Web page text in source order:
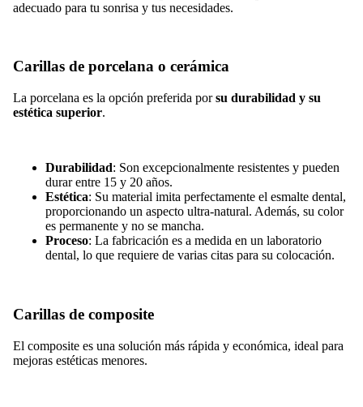
adecuado para tu sonrisa y tus necesidades.
Carillas de porcelana o cerámica
La porcelana es la opción preferida porsu durabilidad y su
estética superior.
Durabilidad: Son excepcionalmente resistentes y pueden
durar entre 15 y 20 años.
Estética: Su material imita perfectamente el esmalte dental,
proporcionando un aspecto ultra-natural. Además, su color
es permanente y no se mancha.
Proceso: La fabricación es a medida en un laboratorio
dental, lo que requiere de varias citas para su colocación.
Carillas de composite
El composite es una solución más rápida y económica, ideal para
mejoras estéticas menores.